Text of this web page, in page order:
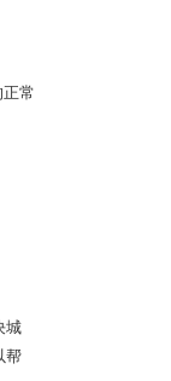
常
城
帮